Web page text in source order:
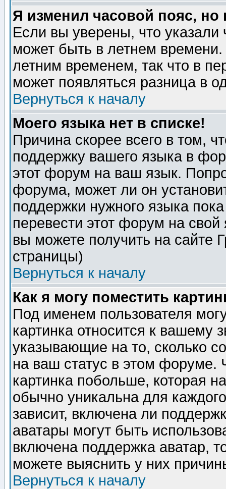
Я изменил часовой пояс,
Если вы уверены, что указали
может быть в летнем
летним временем, так что в
может появляться разница в
Вернуться к началу
Моего языка нет в списке!
Причина скорее всего в том,
поддержку вашего языка в
этот форум на ваш язык.
форума, может ли он
поддержки нужного языка
перевести этот форум на
вы можете получить на сайте
страницы)
Вернуться к началу
Как я могу поместить
Под именем пользователя
картинка относится к вашему
указывающие на то, сколько
на ваш статус в этом форуме.
картинка побольше, которая
обычно уникальна для
зависит, включена ли
аватары могут быть
включена поддержка аватар,
можете выяснить у них
Вернуться к началу